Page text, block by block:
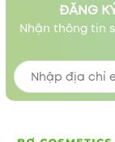
ĐĂNG
Nhận thông tin